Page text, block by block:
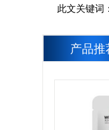
此文关键词：
产品推